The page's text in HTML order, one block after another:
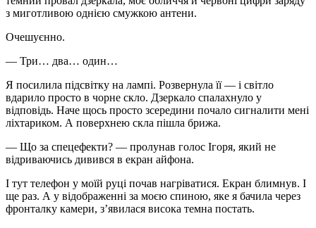
з миготливою однією смужкою антени.
Очешуєнно.
— Три… два… один…
Я посилила підсвітку на лампі. Розвернула її — і світло
вдарило просто в чорне скло. Дзеркало спалахнуло у
відповідь. Наче щось просто зсередини почало сигналити мені
ліхтариком. А поверхнею скла пішла брижа.
— Що за спецефекти? — пролунав голос Ігоря, який не
відриваючись дивився в екран айфона.
І тут телефон у моїй руці почав нагріватися. Екран блимнув. І
ще раз. А у відображенні за моєю спиною, яке я бачила через
фронталку камери, з’явилася висока темна постать.